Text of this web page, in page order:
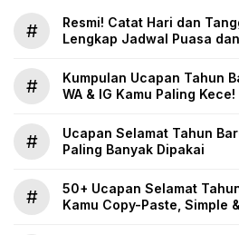
#
Resmi! Catat Hari dan
Lengkap Jadwal Puasa
#
Kumpulan Ucapan Tahun
WA & IG Kamu Paling Kece!
#
Ucapan Selamat Tahun
Paling Banyak Dipakai
#
50+ Ucapan Selamat
Kamu Copy-Paste, Simple